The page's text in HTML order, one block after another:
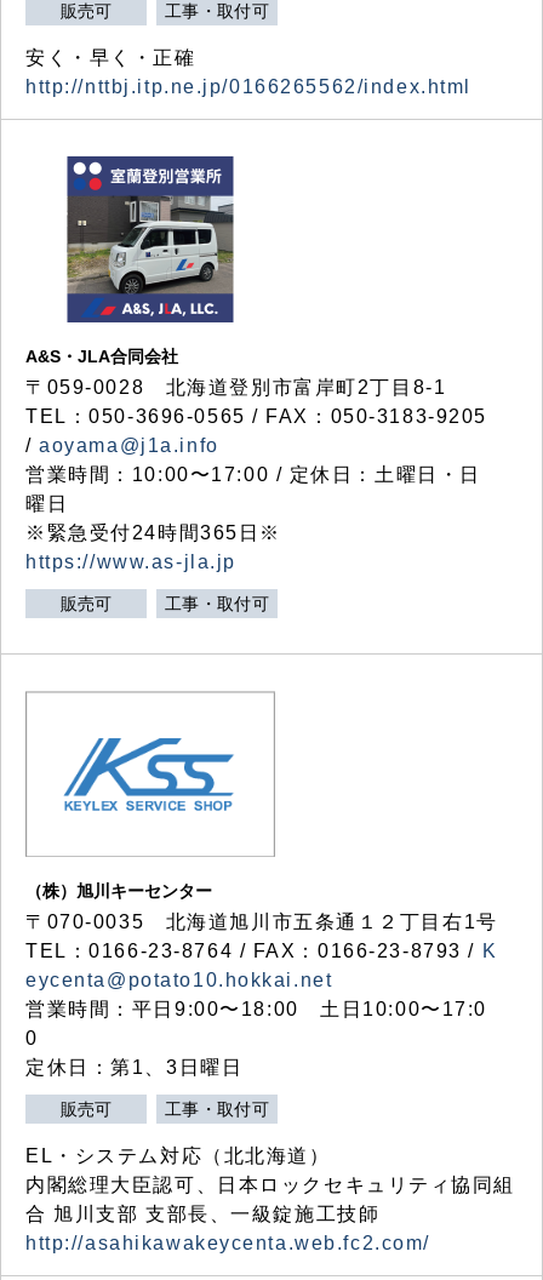
販売可 工事・取付可
安く・早く・正確
http://nttbj.itp.ne.jp/0166265562/index.html
A&S・JLA合同会社
〒 059-0028 北海道登別市富岸町2丁目 8-1
TEL：050-3696-0565 / FAX：050-3183-9205
/aoyama@j1a.info
営業時間：10:00〜17:00 / 定休日：土曜日・日
曜日
※緊急受付24時間365日※
https://www.as-jla.jp
販売可 工事・取付可
（株）旭川キーセンター
〒070-0035 北海道旭川市五条通１２丁目右1号
TEL：0166-23-8764 / FAX：0166-23-8793 / K
eycenta@potato10.hokkai.net
営業時間：平日9:00〜18:00 土日10:00〜17:0
0
定休日：第1、3日曜日
販売可 工事・取付可
EL・システム対応（北北海道）
内閣総理大臣認可、日本ロックセキュリティ協同組
合 旭川支部 支部長、一級錠施工技師
http://asahikawakeycenta.web.fc2.com/